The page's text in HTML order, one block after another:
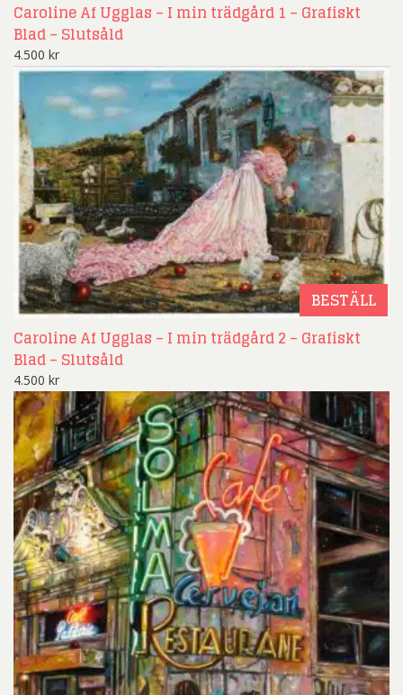
Caroline Af Ugglas – I min trädgård 1 – Grafiskt
Blad – Slutsåld
4.500 kr
BESTÄLL
Caroline Af Ugglas – I min trädgård 2 – Grafiskt
Blad – Slutsåld
4.500 kr